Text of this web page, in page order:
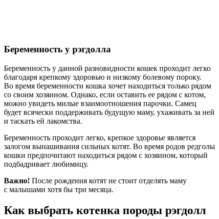
Беременность у рэгдолла
Беременность у данной разновидности кошек проходит легко
благодаря крепкому здоровью и низкому болевому пороку.
Во время беременности кошка хочет находиться только рядом
со своим хозяином. Однако, если оставить ее рядом с котом,
можно увидеть милые взаимоотношения парочки. Самец
будет всячески поддерживать будущую маму, ухаживать за ней
и таскать ей лакомства.
Беременность проходит легко, крепкое здоровье является
залогом вынашивания сильных котят. Во время родов редголы
кошки предпочитают находиться рядом с хозяином, который
подбадривает любимицу.
Важно! После рождения котят не стоит отделять маму
с малышами хотя бы три месяца.
Как выбрать котенка породы рэгдолл